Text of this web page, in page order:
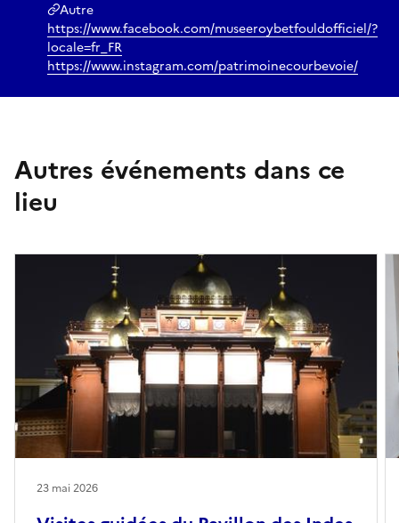
Autre
https://www.facebook.com/museeroybetfouldofficiel/?
locale=fr_FR
https://www.instagram.com/patrimoinecourbevoie/
Autres événements dans ce
lieu
23 mai 2026